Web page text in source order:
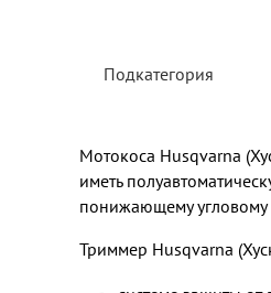
Подкатегория
Мотокоса Husqvarna
иметь
понижающему угловому
Триммер Husqvarna